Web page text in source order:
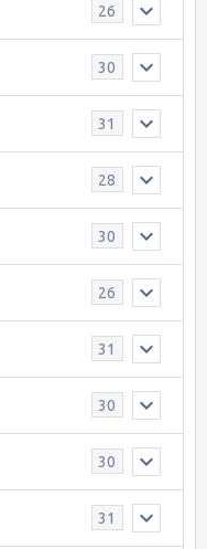
26
30
31
28
30
26
31
30
30
31